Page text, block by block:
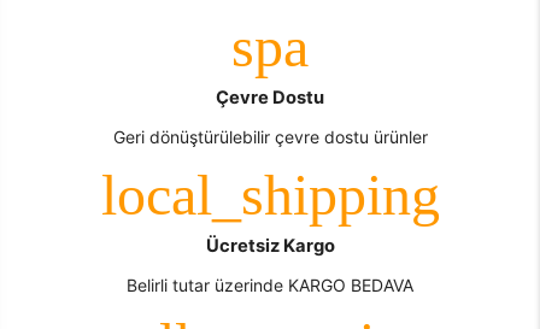
Çevre Dostu
Geri dönüştürülebilir çevre dostu ürünler
Ücretsiz Kargo
Belirli tutar üzerinde KARGO BEDAVA